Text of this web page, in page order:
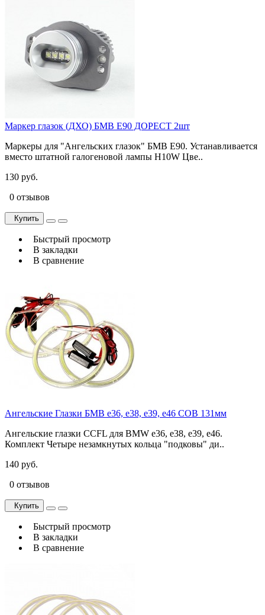
Маркер глазок (ДХО) БМВ E90 ДОРЕСТ 2шт
Маркеры для "Ангельских глазок" БМВ E90. Устанавливается
вместо штатной галогеновой лампы H10W Цве..
130 руб.
0 отзывов
Купить
Быстрый просмотр
В закладки
В сравнение
Ангельские Глазки БМВ e36, e38, e39, e46 COB 131мм
Ангельские глазки CCFL для BMW e36, e38, e39, e46.
Комплект Четыре незамкнутых кольца "подковы" ди..
140 руб.
0 отзывов
Купить
Быстрый просмотр
В закладки
В сравнение